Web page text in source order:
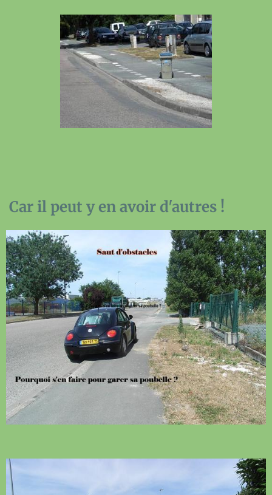
Car il peut y en avoir d'autres !